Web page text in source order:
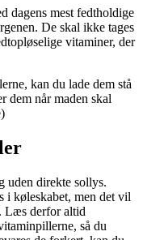
dagens mest fedtholdige
De skal ikke tages
vitaminer, der
kan du lade dem stå
dem når maden skal
uden direkte sollys.
i køleskabet, men det vil
Læs derfor altid
så du